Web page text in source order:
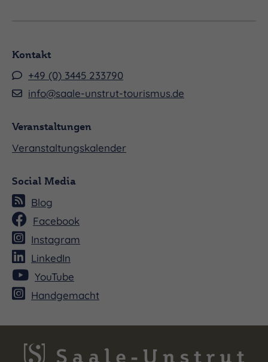
Kontakt
+49 (0) 3445 233790
info@saale-unstrut-tourismus.de
Veranstaltungen
Veranstaltungskalender
Social Media
Blog
Facebook
Instagram
LinkedIn
YouTube
Handgemacht